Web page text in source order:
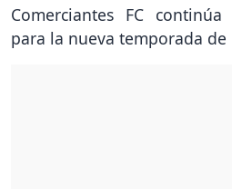
Comerciantes FC
para la nueva temporada de